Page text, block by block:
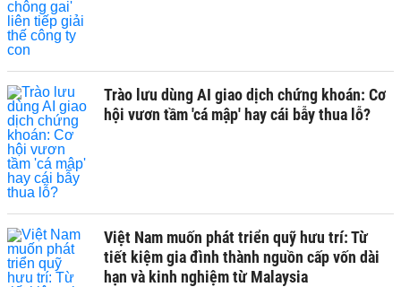
Trào lưu dùng AI giao dịch chứng khoán: Cơ
hội vươn tầm 'cá mập' hay cái bẫy thua lỗ?
Việt Nam muốn phát triển quỹ hưu trí: Từ
tiết kiệm gia đình thành nguồn cấp vốn dài
hạn và kinh nghiệm từ Malaysia